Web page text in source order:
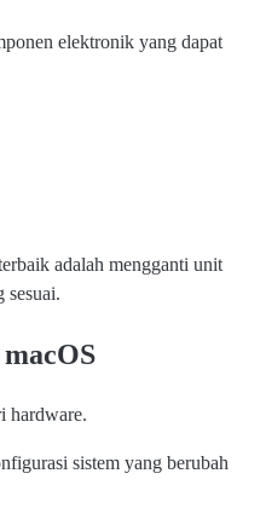
elektronik yang dapat
adalah mengganti unit
sesuai.
hardware.
sistem yang berubah